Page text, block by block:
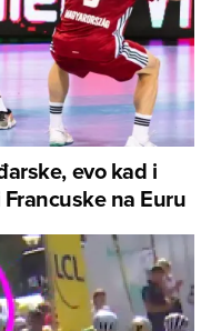
evo kad i
na Euru